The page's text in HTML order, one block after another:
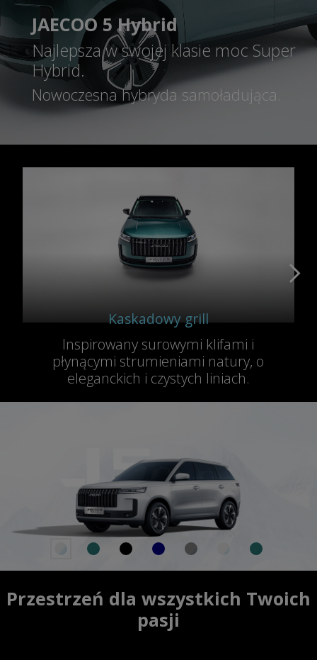
JAECOO 5 Hybrid
Najlepsza w swojej klasie moc Super
Hybrid.
Nowoczesna hybryda samoładująca.
Kaskadowy grill
Inspirowany surowymi klifami i
płynącymi strumieniami natury, o
eleganckich i czystych liniach.
Przestrzeń dla wszystkich Twoich
pasji